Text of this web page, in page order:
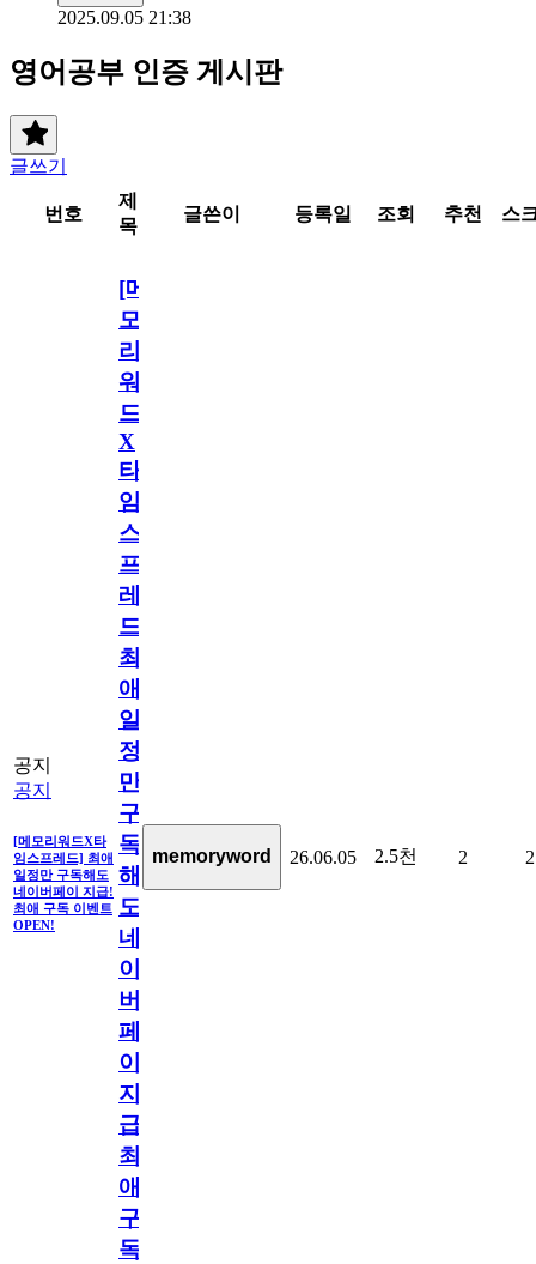
2025.09.05 21:38
영어공부 인증 게시판
글쓰기
번호
제
목
글쓴이 등록일 조회 추천 스
공지
공지
[메모리워드X타
임스프레드] 최애
일정만 구독해도
네이버페이 지급!
최애 구독 이벤트
OPEN!
[메
모
리
워
드
X
타
임
스
프
레
드]
최
애
일
정
만
구
독
해
도
네
이
버
페
이
지
급!
최
애
구
독
memoryword 26.06.05 2.5천 2 2